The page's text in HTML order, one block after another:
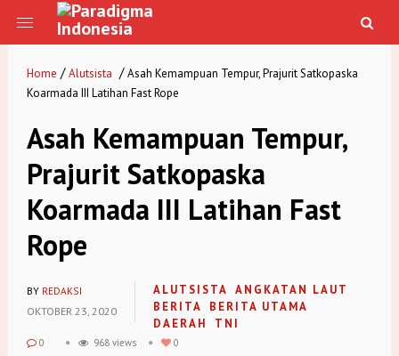
Home / Alutsista / Asah Kemampuan Tempur, Prajurit Satkopaska
Koarmada III Latihan Fast Rope
Asah Kemampuan Tempur,
Prajurit Satkopaska
Koarmada III Latihan Fast
Rope
BY REDAKSI
OKTOBER 23, 2020
ALUTSISTA ANGKATAN LAUT
BERITA
BERITA UTAMA
DAERAH
TNI
0 968 views 0